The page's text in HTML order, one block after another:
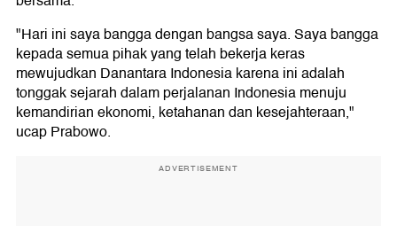
"Hari ini saya bangga dengan bangsa saya. Saya bangga
kepada semua pihak yang telah bekerja keras
mewujudkan Danantara Indonesia karena ini adalah
tonggak sejarah dalam perjalanan Indonesia menuju
kemandirian ekonomi, ketahanan dan kesejahteraan,"
ucap Prabowo.
ADVERTISEMENT